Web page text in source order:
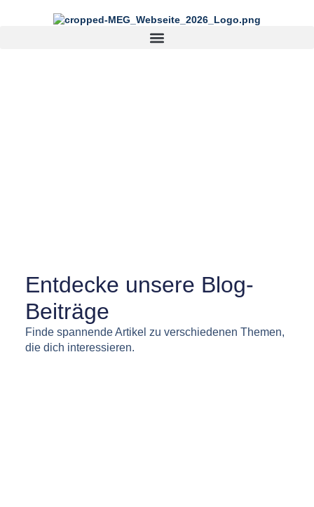
Entdecke unsere Blog-
Beiträge
Finde spannende Artikel zu verschiedenen Themen,
die dich interessieren.